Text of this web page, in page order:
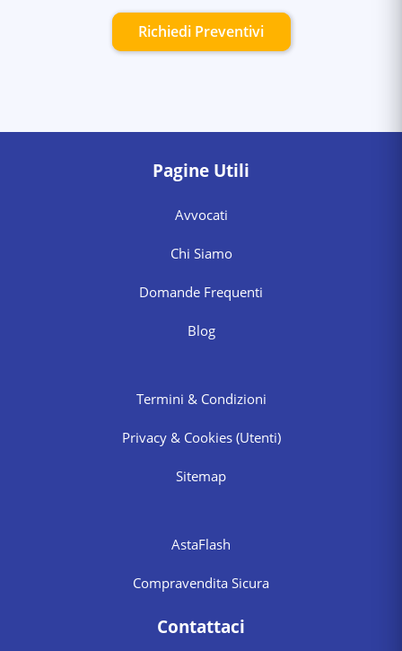
Richiedi Preventivi
Pagine Utili
Avvocati
Chi Siamo
Domande Frequenti
Blog
Termini & Condizioni
Privacy & Cookies (Utenti)
Sitemap
AstaFlash
Compravendita Sicura
Contattaci